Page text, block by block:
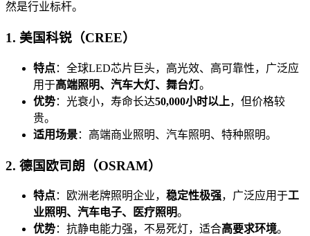
然是行业标杆。
1. 美国科锐（CREE）
特点：全球LED芯片巨头，高光效、高可靠性，广泛应
用于高端照明、汽车大灯、舞台灯。
优势：光衰小，寿命长达50,000小时以上，但价格较
贵。
适用场景：高端商业照明、汽车照明、特种照明。
2. 德国欧司朗（OSRAM）
特点：欧洲老牌照明企业， 稳定性极强，广泛应用于工
业照明、汽车电子、医疗照明。
优势：抗静电能力强，不易死灯，适合高要求环境。